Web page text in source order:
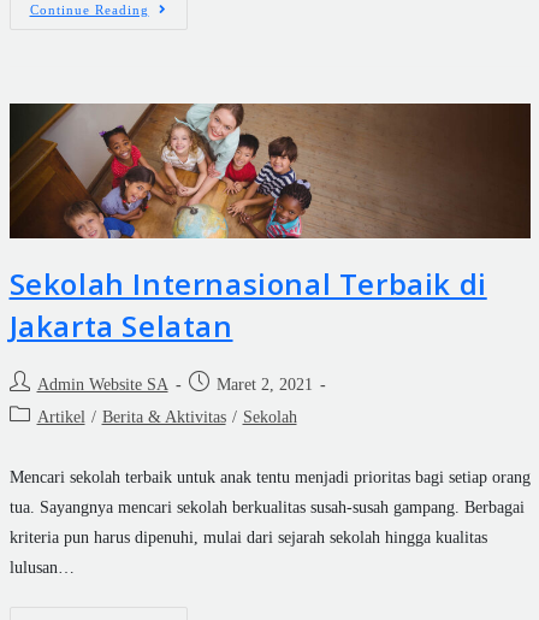
Continue Reading
Sekolah Internasional Terbaik di
Jakarta Selatan
Admin Website SA
Maret 2, 2021
Artikel / Berita & Aktivitas / Sekolah
Mencari sekolah terbaik untuk anak tentu menjadi prioritas bagi setiap orang
tua. Sayangnya mencari sekolah berkualitas susah-susah gampang. Berbagai
kriteria pun harus dipenuhi, mulai dari sejarah sekolah hingga kualitas
lulusan…